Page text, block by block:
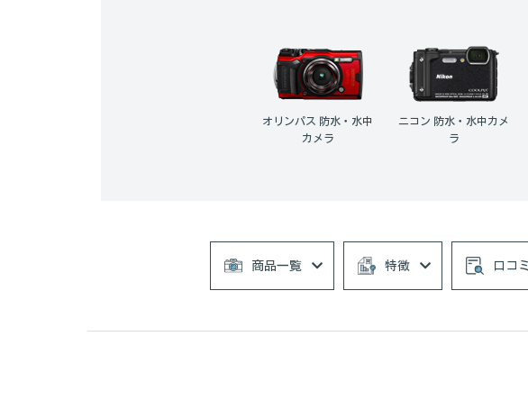
オリンパス 防水・水中
カメラ
ニコン 防水・水中カメ
ラ
商品一覧 特徴 口コミ